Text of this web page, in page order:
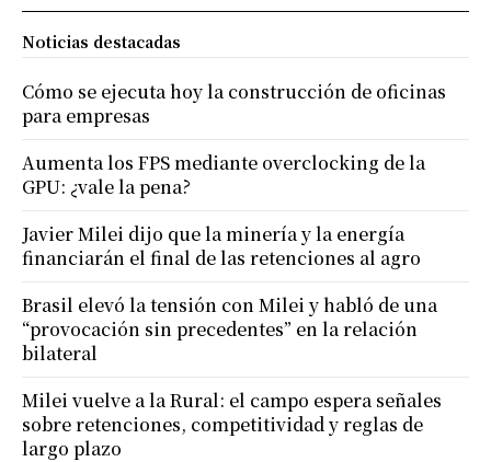
Noticias destacadas
Cómo se ejecuta hoy la construcción de oficinas
para empresas
Aumenta los FPS mediante overclocking de la
GPU: ¿vale la pena?
Javier Milei dijo que la minería y la energía
financiarán el final de las retenciones al agro
Brasil elevó la tensión con Milei y habló de una
“provocación sin precedentes” en la relación
bilateral
Milei vuelve a la Rural: el campo espera señales
sobre retenciones, competitividad y reglas de
largo plazo